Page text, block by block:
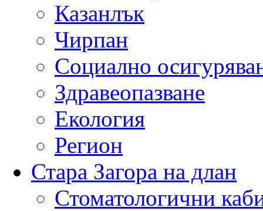
Казанлък
Чирпан
Социално
Здравеопазване
Екология
Регион
Стара Загора на длан
Стоматологични